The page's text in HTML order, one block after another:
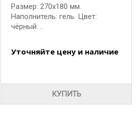
Размер: 270x180 мм.
Наполнитель: гель. Цвет:
чёрный. ..
Уточняйте цену и наличие
КУПИТЬ